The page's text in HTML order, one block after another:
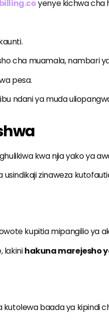
yenye kichwa cha
cha muamala, nambari
pesa.
ndani ya muda
kwa njia yako ya
zinaweza
kupitia mipangilio ya
lakinihakuna marejesho
baada ya kipindi